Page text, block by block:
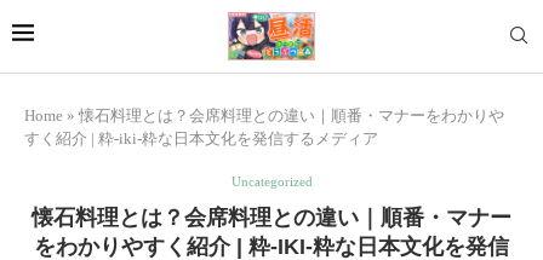
Home » 懐石料理とは？会席料理との違い｜順番・マナーをわかりや
すく紹介 | 粋-iki-粋な日本文化を発信するメディア
Uncategorized
懐石料理とは？会席料理との違い｜順番・マナー
をわかりやすく紹介 | 粋-IKI-粋な日本文化を発信